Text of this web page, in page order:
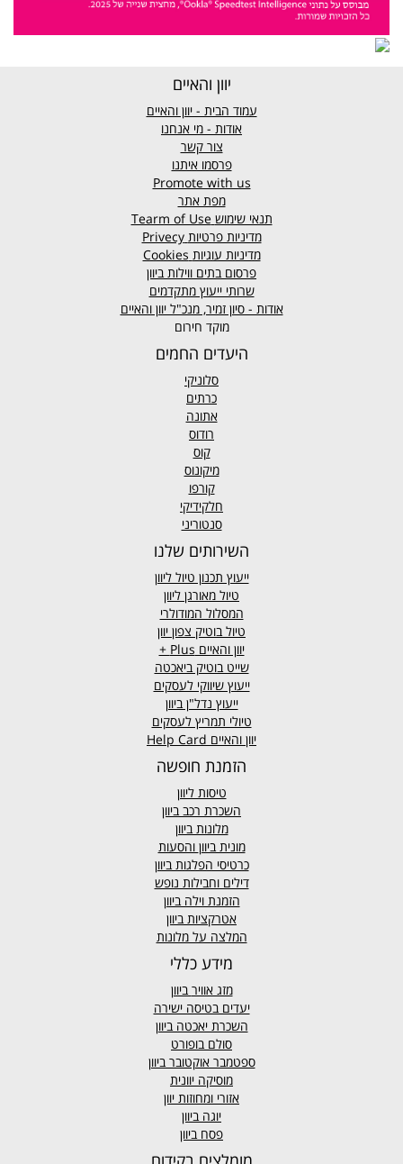
יוון והאיים
עמוד הבית - יוון והאיים
אודות - מי אנחנו
צור קשר
פרסמו איתנו
Promote with us
מפת אתר
תנאי שימוש
מדיניות פרטיות Privecy
מדיניות עוגיות Cookies
פרסום בתים ווילות ביוון
שרותי ייעוץ מתקדמים
אודות - סיון זמיר, מנכ"ל יוון והאיים
מוקד חירום
היעדים החמים
סלוניקי
כרתים
אתונה
רודוס
קוס
מיקונוס
קורפו
חלקידיקי
סנטוריני
השירותים שלנו
ייעוץ תכנון טיול ליוון
טיול מאורגן ליוון
המסלול המודולרי
טיול בוטיק צפון יוון
יוון והאיים Plus +
שייט בוטיק ביאכטה
ייעוץ שיווקי לעסקים
ייעוץ נדל"ן ביוון
טיולי תמריץ לעסקים
יוון והאיים Help Card
הזמנת חופשה
טיסות ליוון
השכרת רכב ביוון
מלונות ביוון
מונית ביוון והסעות
כרטיסי הפלגות ביוון
דילים וחבילות נופש
הזמנת וילה ביוון
אטרקציות ביוון
המלצה על מלונות
מידע כללי
מזג אווירביוון
יעדים בטיסה ישירה
השכרת יאכטה ביוון
סולם בופורט
ספטמבר אוקטובר ביוון
מוסיקה יוונית
אזורי ומחוזות יוון
יוגה ביוון
פסח ביוון